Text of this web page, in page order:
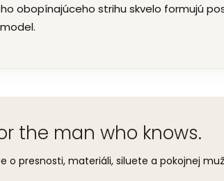
obopínajúceho strihu skvelo formujú
the man who knows.
o presnosti, materiáli, siluete a pokojnej